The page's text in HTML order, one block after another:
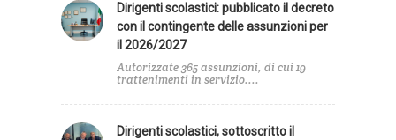
Dirigenti scolastici: pubblicato il decreto
con il contingente delle assunzioni per
il 2026/2027
Autorizzate 365 assunzioni, di cui 19
trattenimenti in servizio....
Dirigenti scolastici, sottoscritto il